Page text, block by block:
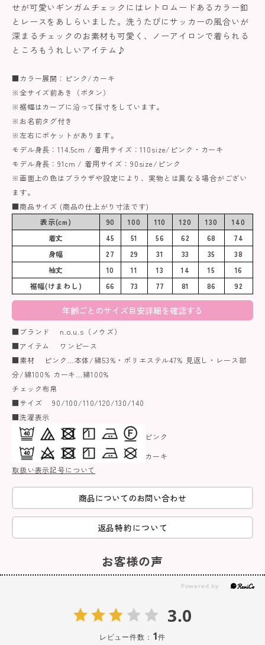
せが可愛いギンガムチェックにはレトロムードあるカラー釦
とレースをあしらいました。洗うたびにサッカーの風合いが
深まるチェックのお素材も可愛く、ノーアイロンで着られる
ところもうれしいアイテム♪
■カラー展開：ピンク/カーキ
※全サイズ前あき（ボタン）
※裾幅はカーブに沿って採寸をしています。
※お名前タグ付き
※左右にポケットがあります。
モデル身長：114.5cm / 着用サイズ：110size/ピンク・カーキ
モデル身長：91cm / 着用サイズ：90size/ピンク
※画面上の色はブラウザや設定により、実物とは異なる場合がござい
ます。
■商品サイズ (商品の仕上がり寸法です)
表示(cm)
90 100 110 120 130
140
着丈
45 51 56 62 68
74
身幅
27 29 31 33 35
38
袖丈
10 11 13 14 15
16
裾幅(けまわし)
66 73 77 81 86 92
年齢ごとのサイズ目安詳細を確認する
■ブランド n.o.u.s（ノウズ）
■アイテム ワンピース
■素材 ピンク…本体/綿53%・ポリエステル47% 見返し・レース部
分/綿100% カーキ…綿100%
チェック布帛
■サイズ 90/100/110/120/130/140
■洗濯表示
ピンク
カーキ
取扱い表示記号について
商品についてのお問い合わせ
返品特約について
お客様の声
3.0
レビュー件数： 1件